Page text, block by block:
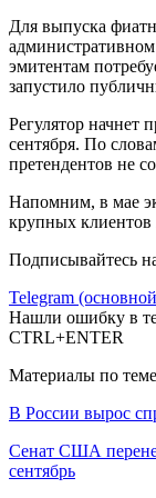
Для выпуска
эмитентам
запустило
Регулятор начнет
сентября. По
претендентов не
Напомним, в мае
крупных клиентов
Подписывайтесь
Telegram
Нашли ошибку в
CTRL+ENTER
Материалы по теме
В России вырос
Сенат США
сентябрь